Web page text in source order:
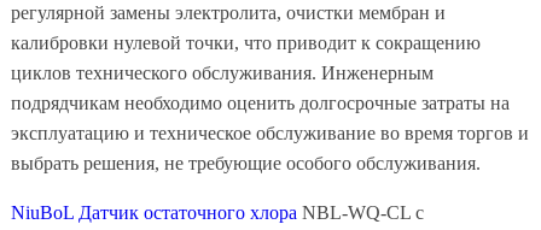
регулярной замены электролита, очистки мембран и
калибровки нулевой точки, что приводит к сокращению
циклов технического обслуживания. Инженерным
подрядчикам необходимо оценить долгосрочные затраты на
эксплуатацию и техническое обслуживание во время торгов и
выбрать решения, не требующие особого обслуживания.
NiuBoL Датчик остаточного хлора NBL-WQ-CL с